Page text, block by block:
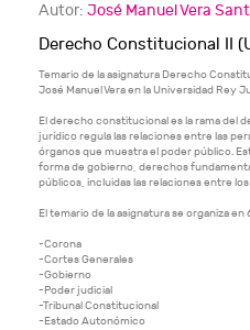
Autor: José Manuel Vera
Derecho Constitucional II
Temario de la asignatura Derecho
José Manuel Vera en la Universidad Rey
El derecho constitucional es la rama del
jurídico regula las relaciones entre las
órganos que muestra el poder público.
forma de gobierno, derechos
públicos, incluidas las relaciones entre
El temario de la asignatura se organiza en
-Corona
-Cortes Generales
-Gobierno
-Poder judicial
-Tribunal Constitucional
-Estado Autonómico